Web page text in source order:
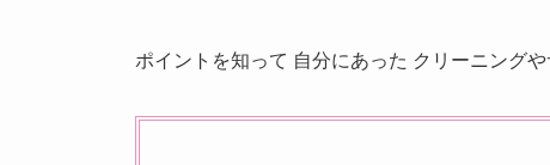
ポイントを知って 自分にあった クリーニング